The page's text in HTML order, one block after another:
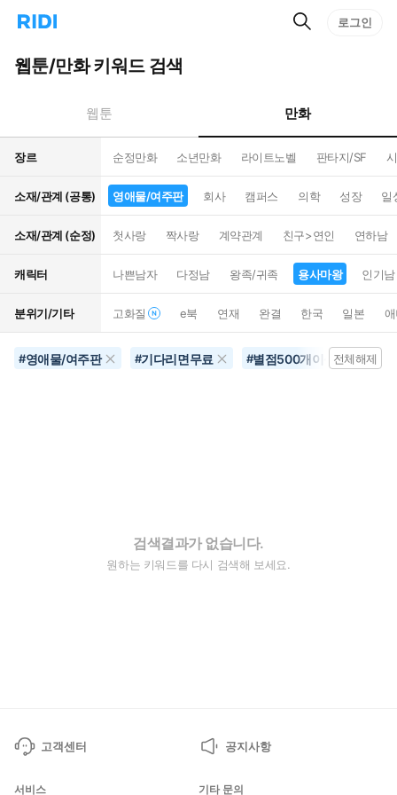
리
홈
으
턴
트
검
로그인
웹툰/만화 키워드 검색
웹툰 만화
장르 순정만화 소년만화 라이트노벨 판타지/SF
소재/관계 (공통) 영애물/여주판 회사 캠퍼스 의학 성장 일
소재/관계 (순정) 첫사랑 짝사랑 계약관계 친구>연인 연하남
캐릭터 나쁜남자 다정남 왕족/귀족 용사마왕 인기남
분위기/기타 고화질 e북 연재 완결 한국 일본
#영애물/여주판 #기다리면무료 #별점500개이상 #30
전체해제
검색결과가 없습니다.
원하는 키워드를 다시 검색해 보세요.
고객센터 공지사항
서비스 기타 문의